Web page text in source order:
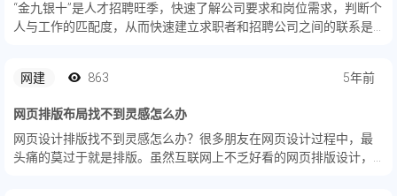
​“金九银十”是人才招聘旺季，快速了解公司要求和岗位需求，判断个
人与工作的匹配度，从而快速建立求职者和招聘公司之间的联系是
网建
863 5年前
网页排版布局找不到灵感怎么办
网页设计排版找不到灵感怎么办？很多朋友在网页设计过程中，最
头痛的莫过于就是排版。虽然互联网上不乏好看的网页排版设计，